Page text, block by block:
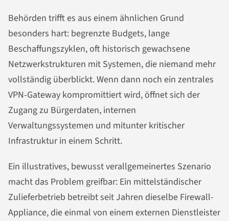
Behörden trifft es aus einem ähnlichen Grund
besonders hart: begrenzte Budgets, lange
Beschaffungszyklen, oft historisch gewachsene
Netzwerkstrukturen mit Systemen, die niemand mehr
vollständig überblickt. Wenn dann noch ein zentrales
VPN-Gateway kompromittiert wird, öffnet sich der
Zugang zu Bürgerdaten, internen
Verwaltungssystemen und mitunter kritischer
Infrastruktur in einem Schritt.
Ein illustratives, bewusst verallgemeinertes Szenario
macht das Problem greifbar: Ein mittelständischer
Zulieferbetrieb betreibt seit Jahren dieselbe Firewall-
Appliance, die einmal von einem externen Dienstleister